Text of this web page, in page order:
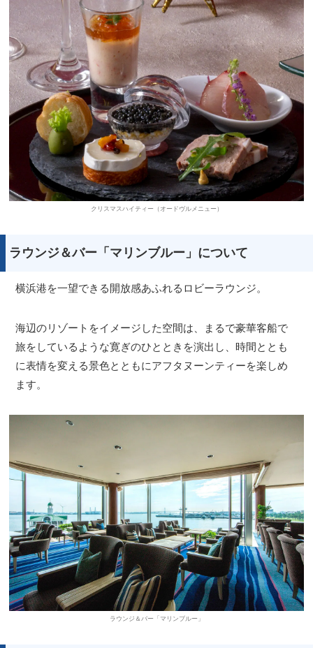
クリスマスハイティー（オードヴルメニュー）
ラウンジ＆バー「マリンブルー」について
横浜港を一望できる開放感あふれるロビーラウンジ。
海辺のリゾートをイメージした空間は、まるで豪華客船で
旅をしているような寛ぎのひとときを演出し、時間ととも
に表情を変える景色とともにアフタヌーンティーを楽しめ
ます。
ラウンジ＆バー「マリンブルー」